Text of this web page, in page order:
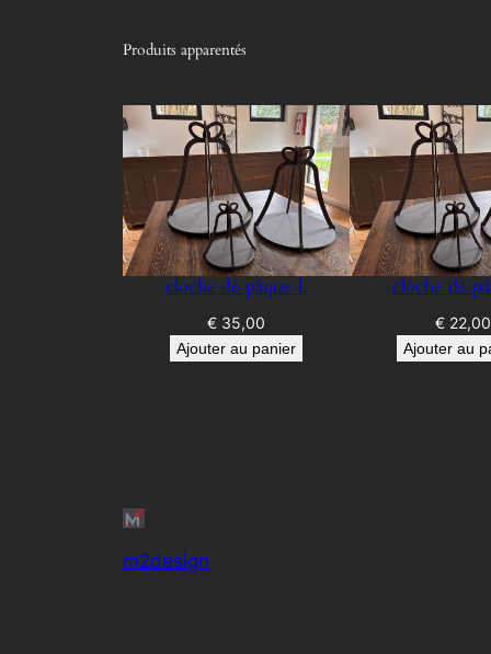
Produits apparentés
cloche de pâque L
€ 35,00
Ajouter au panier
cloche de
€ 22,00
Ajouter au
m2design